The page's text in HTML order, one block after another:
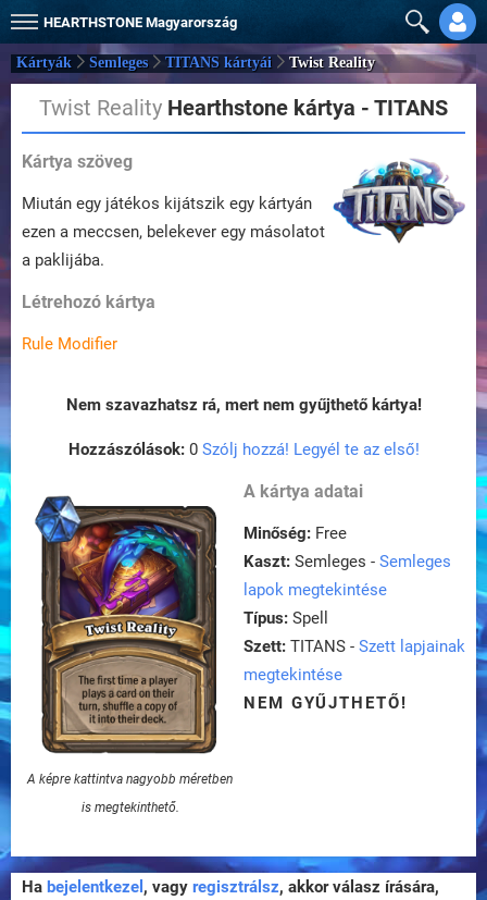
HEARTHSTONE Magyarország
Kártyák Semleges TITANS kártyái Twist Reality
Twist Reality Hearthstone kártya - TITANS
Kártya szöveg
Miután egy játékos kijátszik egy kártyán
ezen a meccsen, belekever egy másolatot
a paklijába.
Létrehozó kártya
Rule Modifier
Nem szavazhatsz rá, mert nem gyűjthető kártya!
Hozzászólások:0 Szólj hozzá! Legyél te az első!
A képre kattintva nagyobb méretben
is megtekinthető.
A kártya adatai
Minőség: Free
Kaszt: Semleges - Semleges
lapok megtekintése
Típus: Spell
Szett: TITANS - Szett lapjainak
megtekintése
NEM GYŰJTHETŐ!
Ha bejelentkezel , vagy regisztrálsz, akkor válasz írására,